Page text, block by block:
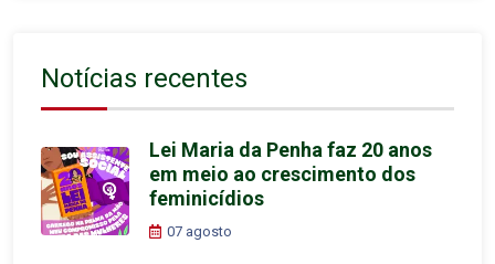
Notícias recentes
Lei Maria da Penha faz 20 anos
em meio ao crescimento dos
feminicídios
07 agosto